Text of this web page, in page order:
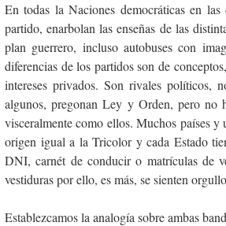
En todas la Naciones democráticas en
partido, enarbolan las enseñas de las
plan guerrero, incluso autobuses con
diferencias de los partidos son de
intereses privados. Son rivales políticos,
algunos, pregonan Ley y Orden, pero no
visceralmente como ellos. Muchos países
origen igual a la Tricolor y cada Estado
DNI, carnét de conducir o matrículas de
vestiduras por ello, es más, se sienten
Establezcamos la analogía sobre ambas